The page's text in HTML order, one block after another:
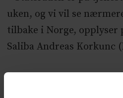
uken, og vi vil se
tilbake i Norge,
Saliba Andreas Korkunc